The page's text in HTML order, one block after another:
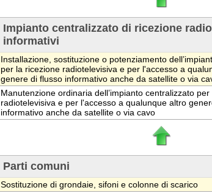
Impianto centralizzato di ricezione
informativi
Installazione, sostituzione o potenziamento
per la ricezione radiotelevisiva e per l'accesso a
genere di flusso informativo anche da satellite o via
Manutenzione ordinaria dell’impianto centralizzato
radiotelevisiva e per l'accesso a qualunque altro
informativo anche da satellite o via cavo
Parti comuni
Sostituzione di grondaie, sifoni e colonne di scarico